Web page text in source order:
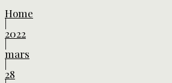
Home
2022
mars
28